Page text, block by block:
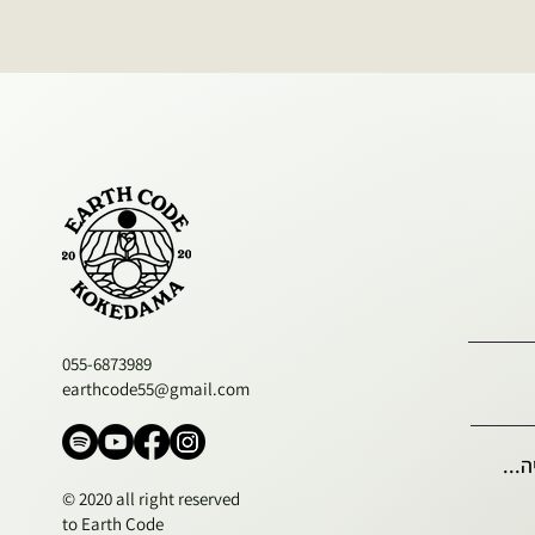
055-6873989
earthcode55@gmail.com
© 2020 all right reserved
to Earth Code